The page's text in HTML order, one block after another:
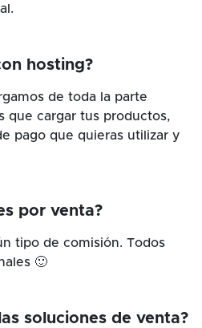
hosting?
de toda la parte
que cargar tus productos,
pago que quieras utilizar y
por venta?
tipo de comisión. Todos
🙂
soluciones de venta?